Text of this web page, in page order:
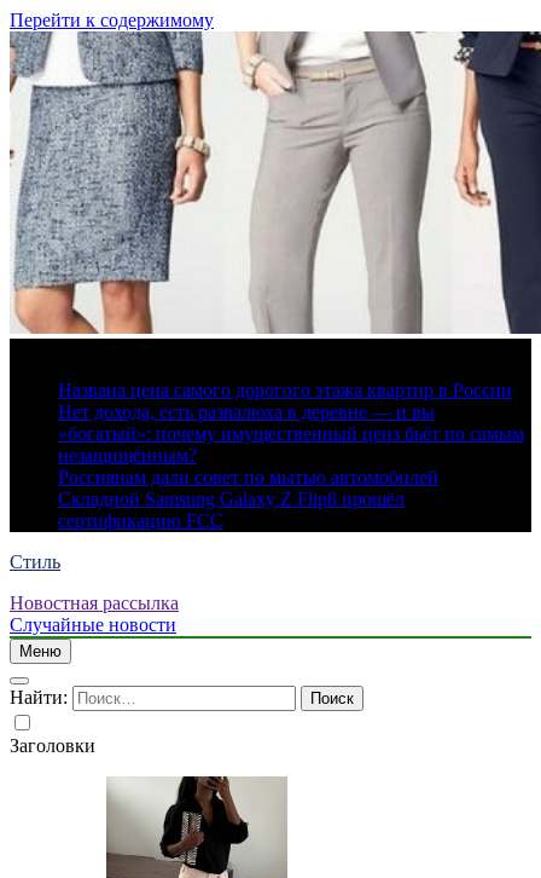
Перейти к содержимому
Названа цена самого дорогого этажа квартир в России
Нет дохода, есть развалюха в деревне — и вы
«богатый»: почему имущественный ценз бьёт по самым
незащищённым?
Россиянам дали совет по мытью автомобилей
Складной Samsung Galaxy Z Flip8 прошёл
сертификацию FCC
Стиль
Новостная рассылка
Случайные новости
Меню
Найти:
Заголовки